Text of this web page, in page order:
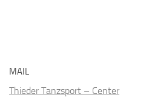
MAIL
Thieder Tanzsport – Center